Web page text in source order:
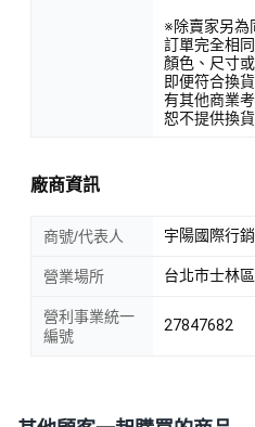
※除賣家另為
訂單完全相
顏色、尺寸
即便符合換
有其他商業
恕不提供換貨
廠商資訊
商號/代表人 宇陽國際行
營業場所 台北市士林
營利事業統一
編號
27847682